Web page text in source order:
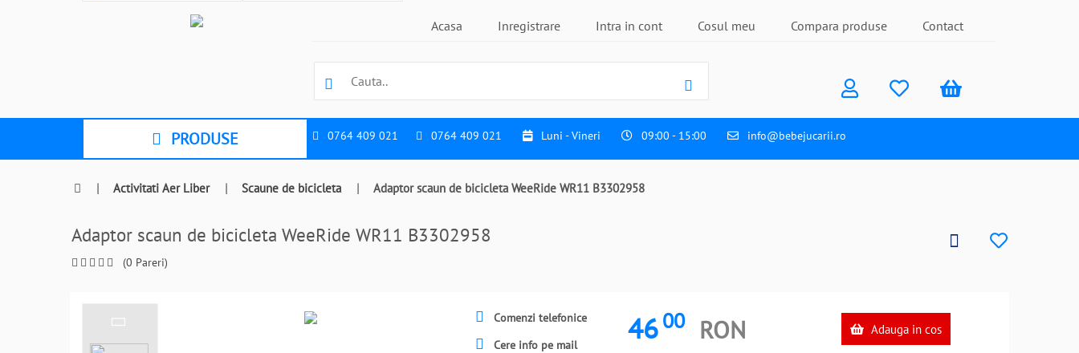
Acasa Inregistrare Intra in cont Cosul meu Compara produse Contact
PRODUSE 0764 409 021 0764 409 021 Luni - Vineri 09:00 - 15:00 info@bebejucarii.ro
| Activitati Aer Liber | Scaune de bicicleta | Adaptor scaun de bicicleta WeeRide WR11 B3302958
Adaptor scaun de bicicleta WeeRide WR11 B3302958
(0 Pareri)
Comenzi telefonice
Cere info pe mail
4600 RON Adauga in cos